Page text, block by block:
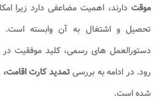
موقت دارند، اهمیت مضاعفی دارد زیرا
تحصیل و اشتغال به آن وابسته است.
دستورالعمل های رسمی، کلید موفقیت در
رود. در ادامه به بررسیتمدید کارت اقامت،
شده است.